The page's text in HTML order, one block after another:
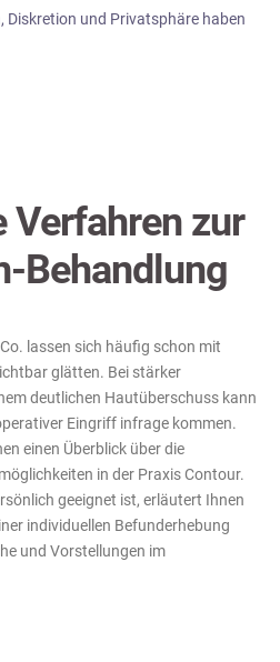
und Privatsphäre haben
zur
Behandlung
lassen sich häufig schon mit
glätten. Bei stärker
deutlichen Hautüberschuss kann
Eingriff infrage kommen.
einen Überblick über die
in der Praxis Contour.
geeignet ist, erläutert Ihnen
individuellen Befunderhebung
und Vorstellungen im